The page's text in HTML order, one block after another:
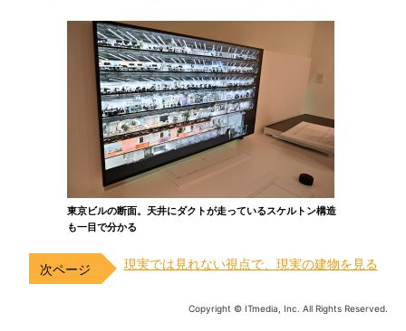
東京ビルの断面。天井にダクトが走っているスケルトン構造
も一目で分かる
現実では見れない視点で、現実の建物を見る
Copyright © ITmedia, Inc. All Rights Reserved.